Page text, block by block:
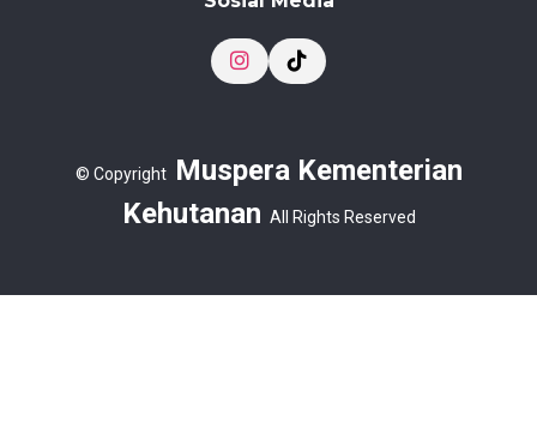
© Copyright Muspera Kementerian
Kehutanan All Rights Reserved